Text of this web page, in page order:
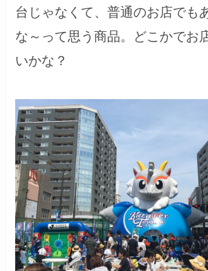
台じゃなくて、普通のお店でも
な～って思う商品。どこかでお
いかな？